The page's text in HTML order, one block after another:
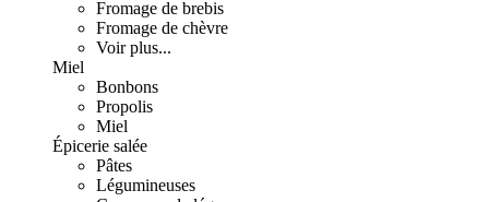
Fromage de brebis
Fromage de chèvre
Voir plus...
Miel
Bonbons
Propolis
Miel
Épicerie salée
Pâtes
Légumineuses